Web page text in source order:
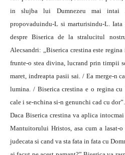
in slujba lui Dumnezeu mai intai
propovaduindu-L si marturisindu-L. Iata
despre Biserica de la stralucitul
Alecsandri: „Biserica crestina este
frunte-o stea divina, lucrand prin timpii
maret, indreapta pasii sai. / Ea merge-n
lumina. / Biserica crestina e o regina
cale i se-nchina si-n genunchi cad cu dor”.
Daca Biserica crestina va aplica
Mantuitorului Hristos, asa cum a lasat-
judecata si cand va sta fata in fata cu